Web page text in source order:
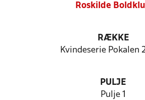
Roskilde
RÆKKE
Kvindeserie Pokalen
PULJE
Pulje 1